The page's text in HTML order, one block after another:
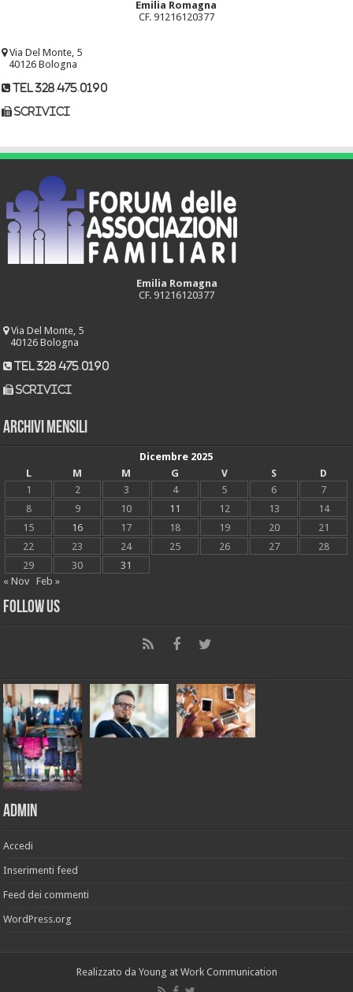
Emilia Romagna
CF. 91216120377
Via Del Monte, 5
40126 Bologna
tel 328.475.0190
scrivici
Emilia Romagna
CF. 91216120377
Via Del Monte, 5
40126 Bologna
tel 328.475.0190
scrivici
Archivi mensili
Dicembre 2025
L
M M G V S
D
1
2 3 4 5 6
7
8
9 10 11 12 13
14
15
16 17 18 19 20
21
22
23 24 25 26 27
28
29
30
31
« Nov
Feb »
Follow Us
Admin
Accedi
Inserimenti feed
Feed dei commenti
WordPress.org
Realizzato da Young at Work Communication